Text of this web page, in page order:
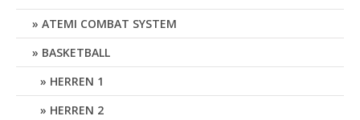
ATEMI COMBAT SYSTEM
BASKETBALL
HERREN 1
HERREN 2